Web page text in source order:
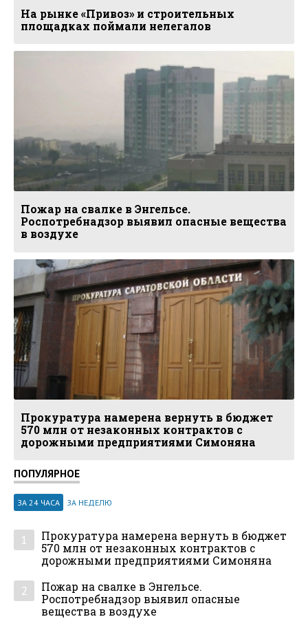
На рынке «Привоз» и строительных
площадках поймали нелегалов
Пожар на свалке в Энгельсе.
Роспотребнадзор выявил опасные вещества
в воздухе
Прокуратура намерена вернуть в бюджет
570 млн от незаконных контрактов с
дорожными предприятиями Симоняна
ПОПУЛЯРНОЕ
ЗА 24 ЧАСА ЗА НЕДЕЛЮ
1
Прокуратура намерена вернуть в бюджет
570 млн от незаконных контрактов с
дорожными предприятиями Симоняна
2
Пожар на свалке в Энгельсе.
Роспотребнадзор выявил опасные
вещества в воздухе